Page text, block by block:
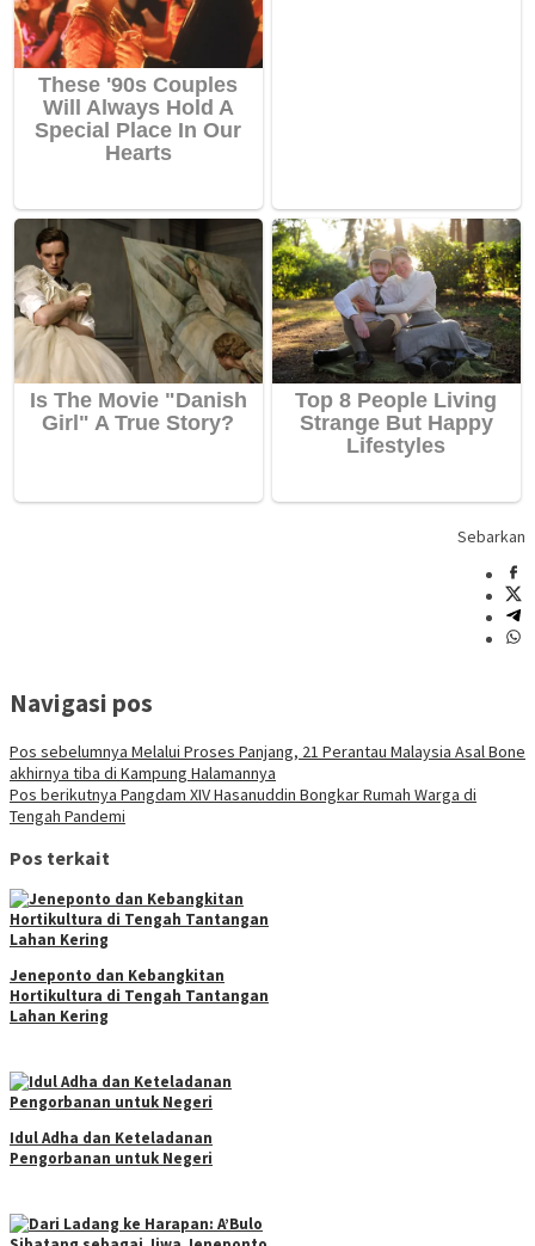
Sebarkan
Navigasi pos
Pos sebelumnya Melalui Proses Panjang, 21 Perantau Malaysia Asal Bone
akhirnya tiba di Kampung Halamannya
Pos berikutnya Pangdam XIV Hasanuddin Bongkar Rumah Warga di
Tengah Pandemi
Pos terkait
Jeneponto dan Kebangkitan
Hortikultura di Tengah Tantangan
Lahan Kering
Idul Adha dan Keteladanan
Pengorbanan untuk Negeri